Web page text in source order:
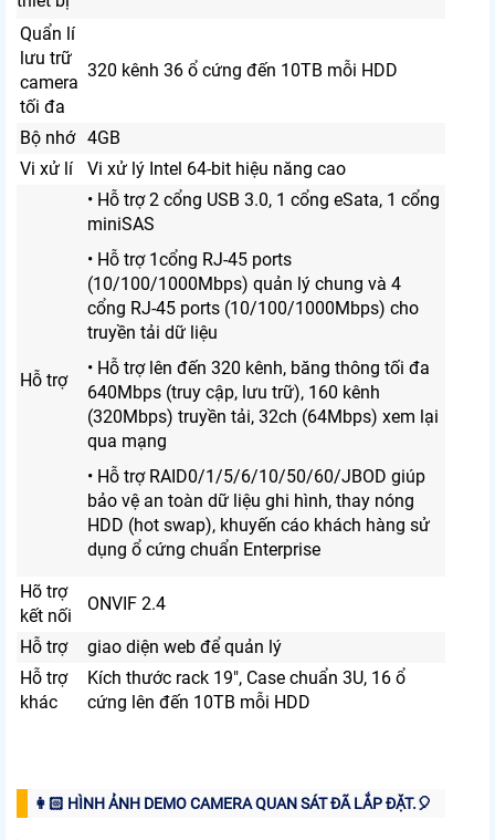
Quẩn lí
lưu trữ
camera
tối đa
320 kênh 36 ổ cứng đến 10TB mỗi HDD
Bộ nhớ 4GB
Vi xử lí
Vi xử lý Intel 64-bit hiệu năng cao
Hỗ trợ
• Hỗ trợ 2 cổng USB 3.0, 1 cổng eSata, 1 cổng
miniSAS
• Hỗ trợ 1cổng RJ-45 ports
(10/100/1000Mbps) quản lý chung và 4
cổng RJ-45 ports (10/100/1000Mbps) cho
truyền tải dữ liệu
• Hỗ trợ lên đến 320 kênh, băng thông tối đa
640Mbps (truy cập, lưu trữ), 160 kênh
(320Mbps) truyền tải, 32ch (64Mbps) xem lại
qua mạng
• Hỗ trợ RAID0/1/5/6/10/50/60/JBOD giúp
bảo vệ an toàn dữ liệu ghi hình, thay nóng
HDD (hot swap), khuyến cáo khách hàng sử
dụng ổ cứng chuẩn Enterprise
Hõ trợ
kết nối
ONVIF 2.4
Hỗ trợ
giao diện web để quản lý
Hỗ trợ
khác
Kích thước rack 19", Case chuẩn 3U, 16 ổ
cứng lên đến 10TB mỗi HDD
👩🏻 HÌNH ẢNH DEMO CAMERA QUAN SÁT ĐÃ LẮP ĐẶT.️🎈